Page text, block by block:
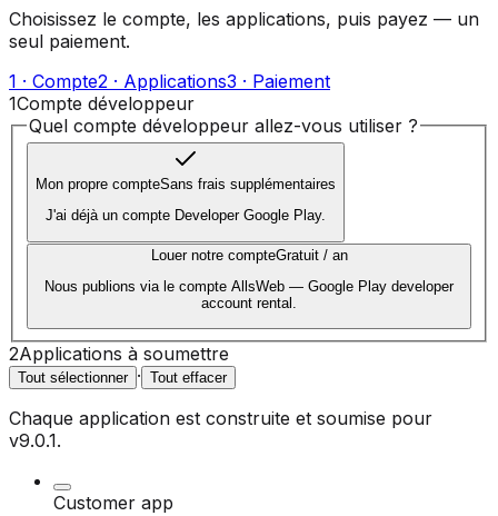
Choisissez le compte, les applications, puis payez — un
seul paiement.
1 · Compte2 · Applications3 · Paiement
1Compte développeur
Quel compte développeur allez-vous utiliser ?
Mon propre compteSans frais supplémentaires
J'ai déjà un compte Developer Google Play.
Louer notre compteGratuit / an
Nous publions via le compte AllsWeb — Google Play developer
account rental.
2Applications à soumettre
Tout sélectionner · Tout effacer
Chaque application est construite et soumise pour
v9.0.1.
Customer app